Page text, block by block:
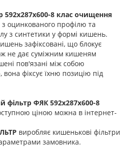
8 клас очищення
оцинкованого профілю та
з синтетики у формі кишень.
зафіксовані, що блокує
не дає суміжним кишеням
пов'язані між собою
фіксує їхню позицію під
фільтр ФЯК 592х287х600-8
ціною можна в інтернет-
виробляє кишенькові фільтри
замовника.